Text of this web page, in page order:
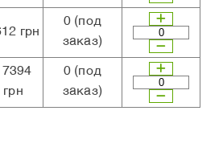
грн
0(под
заказ)
грн
0(под
заказ)